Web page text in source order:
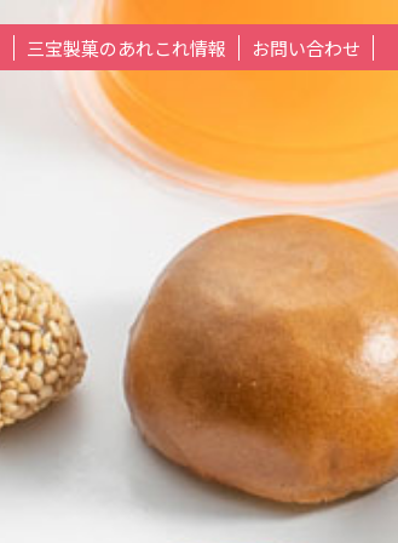
三宝製菓のあれこれ情報 お問い合わせ